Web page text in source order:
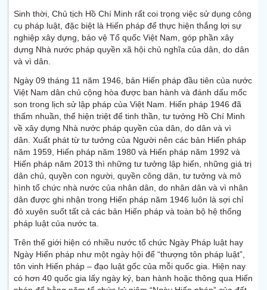
Sinh thời, Chủ tịch Hồ Chí Minh rất coi trọng việc sử dụng công
cụ pháp luật, đặc biệt là Hiến pháp để thực hiện thắng lợi sự
nghiệp xây dựng, bảo vệ Tổ quốc Việt Nam, góp phần xây
dựng Nhà nước pháp quyền xã hội chủ nghĩa của dân, do dân
và vì dân.
Ngày 09 tháng 11 năm 1946, bản Hiến pháp đầu tiên của nước
Việt Nam dân chủ cộng hòa được ban hành và đánh dấu mốc
son trong lịch sử lập pháp của Việt Nam. Hiến pháp 1946 đã
thấm nhuần, thể hiện triệt để tinh thần, tư tưởng Hồ Chí Minh
về xây dựng Nhà nước pháp quyền của dân, do dân và vì
dân. Xuất phát từ tư tưởng của Người nên các bản Hiến pháp
năm 1959, Hiến pháp năm 1980 và Hiến pháp năm 1992 và
Hiến pháp năm 2013 thì những tư tưởng lập hiến, những giá trị
dân chủ, quyền con người, quyền công dân, tư tưởng và mô
hình tổ chức nhà nước của nhân dân, do nhân dân và vì nhân
dân được ghi nhận trong Hiến pháp năm 1946 luôn là sợi chỉ
đỏ xuyên suốt tất cả các bản Hiến pháp và toàn bộ hệ thống
pháp luật của nước ta.
Trên thế giới hiện có nhiều nước tổ chức Ngày Pháp luật hay
Ngày Hiến pháp như một ngày hội để “thượng tôn pháp luật”,
tôn vinh Hiến pháp – đạo luật gốc của mỗi quốc gia. Hiện nay
có hơn 40 quốc gia lấy ngày ký, ban hành hoặc thông qua Hiến